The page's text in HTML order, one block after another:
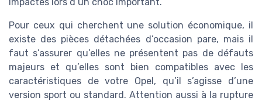
Pour ceux qui cherchent une solution économique, il
existe des pièces détachées d’occasion pare, mais il
faut s’assurer qu’elles ne présentent pas de défauts
majeurs et qu’elles sont bien compatibles avec les
caractéristiques de votre Opel, qu’il s’agisse d’une
version sport ou standard. Attention aussi à la rupture